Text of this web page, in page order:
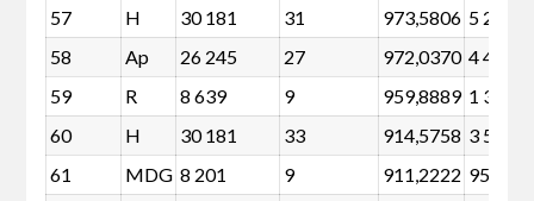
57 H 30 181 31 973,5806 5 204
58
Ap 26 245 27 972,0370 4 491
59
R 8 639 9 959,8889 1 388
60
H 30 181 33 914,5758 3 592
61
MDG 8 201 9 911,2222 950